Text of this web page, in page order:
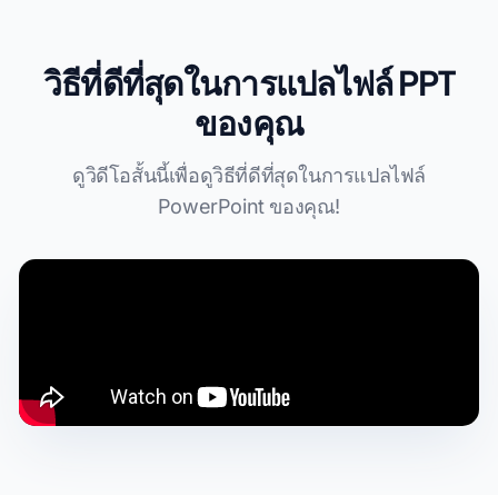
วิธีที่ดีที่สุดในการแปลไฟล์ PPT
ของคุณ
ดูวิดีโอสั้นนี้เพื่อดูวิธีที่ดีที่สุดในการแปลไฟล์
PowerPoint ของคุณ!